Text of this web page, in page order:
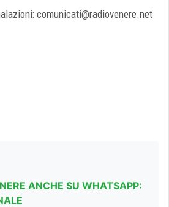
comunicati@radiovenere.net
ANCHE SU WHATSAPP: